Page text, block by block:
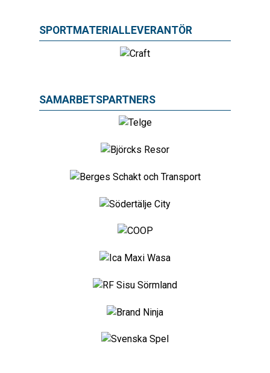
SPORTMATERIALLEVERANTÖR
SAMARBETSPARTNERS